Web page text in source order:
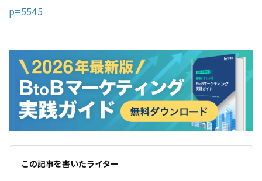
p=5545
この記事を書いたライター